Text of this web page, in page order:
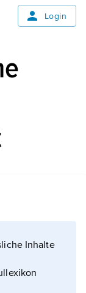
Login
Inhalte